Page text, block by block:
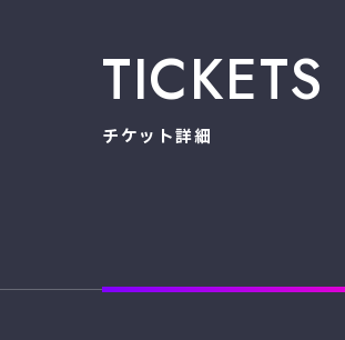
TICKETS
チケット詳細